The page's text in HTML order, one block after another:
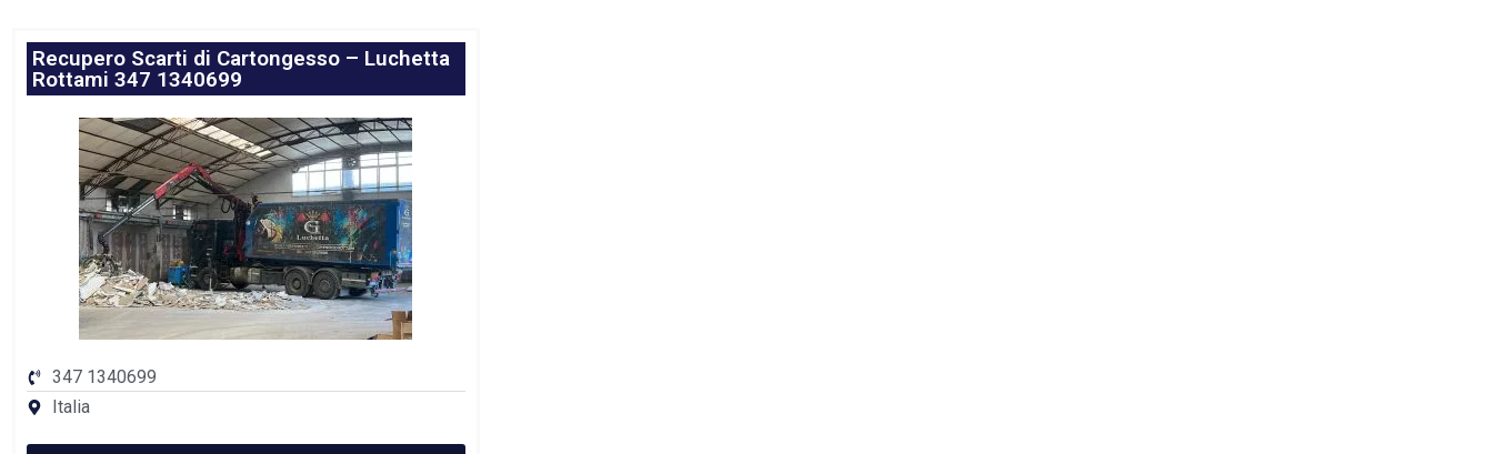
Recupero Scarti di Cartongesso – Luchetta
Rottami 347 1340699
347 1340699
Italia